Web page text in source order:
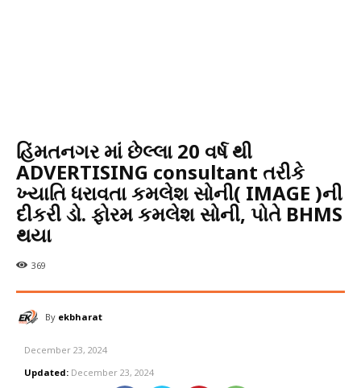
હિંમતનગર માં છેલ્લા 20 વર્ષ થી
ADVERTISING consultant તરીકે
ખ્યાતિ ધરાવતા કમલેશ સોની( IMAGE )ની
દીકરી ડો. ફોરમ કમલેશ સોની, પોતે BHMS
થયા
369
By ekbharat
December 23, 2024
Updated: December 23, 2024